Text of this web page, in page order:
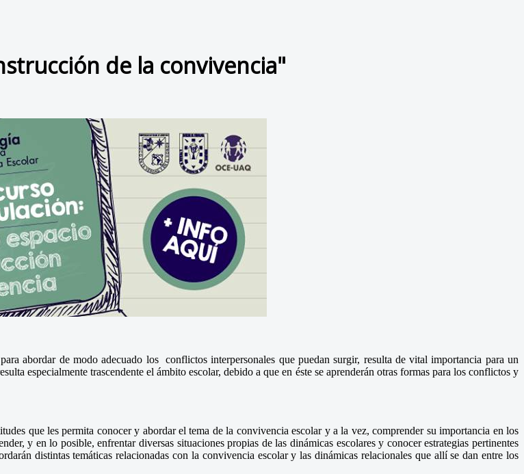
de la convivencia"
abordar de modo adecuado los conflictos interpersonales que puedan surgir, resulta de vital importancia para un
especialmente trascendente el ámbito escolar, debido a que en éste se aprenderán otras formas para los conflictos y
que les permita conocer y abordar el tema de la convivencia escolar y a la vez, comprender su importancia en los
y en lo posible, enfrentar diversas situaciones propias de las dinámicas escolares y conocer estrategias pertinentes
distintas temáticas relacionadas con la convivencia escolar y las dinámicas relacionales que allí se dan entre los